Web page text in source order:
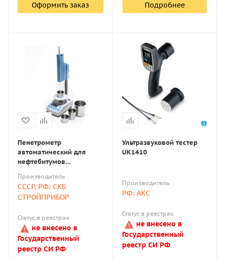
Оформить заказ Подробнее
Пенетрометр
автоматический для
нефтебитумов
Производитель
СССР, РФ: СКБ
СТРОЙПРИБОР
Статус в реестрах
не внесено в
Государственный
реестр СИ РФ
Ультразвуковой тестер
UK1410
Производитель
РФ: АКС
Статус в реестрах
не внесено в
Государственный
реестр СИ РФ